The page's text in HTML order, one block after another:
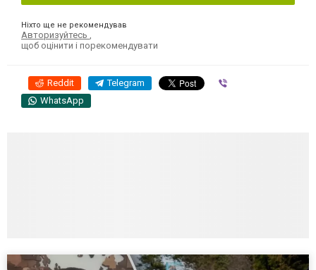
Ніхто ще не рекомендував
Авторизуйтесь ,
щоб оцінити і порекомендувати
Reddit Telegram
WhatsApp